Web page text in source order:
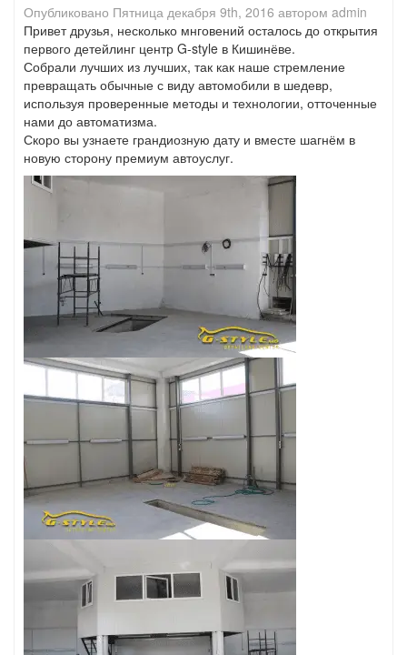
Опубликовано Пятница декабря 9th, 2016 автором admin
Привет друзья, несколько мнговений осталось до открытия
первого детейлинг центр G-style в Кишинёве.
Собрали лучших из лучших, так как наше стремление
превращать обычные с виду автомобили в шедевр,
используя проверенные методы и технологии, отточенные
нами до автоматизма.
Скоро вы узнаете грандиозную дату и вместе шагнём в
новую сторону премиум автоуслуг.